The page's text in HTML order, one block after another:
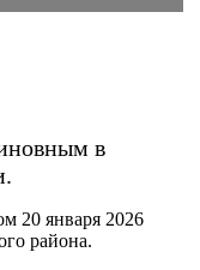
в
20 января 2026
района.